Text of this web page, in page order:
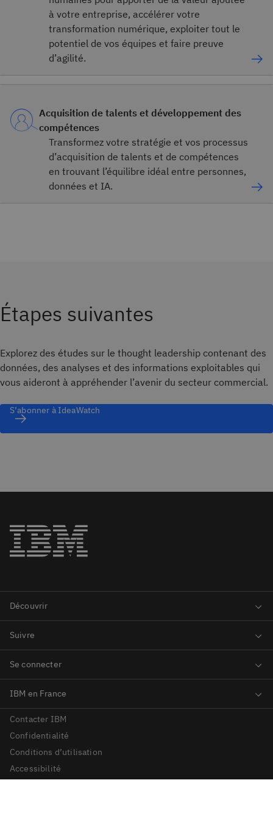
à votre entreprise, accélérer votre
transformation numérique, exploiter tout le
potentiel de vos équipes et faire preuve
d’agilité.
Acquisition de talents et développement des
compétences
Transformez votre stratégie et vos processus
d’acquisition de talents et de compétences
en trouvant l’équilibre idéal entre personnes,
données et IA.
Étapes suivantes
Explorez des études sur le thought leadership contenant des
données, des analyses et des informations exploitables qui
vous aideront à appréhender l’avenir du secteur commercial.
S’abonner à IdeaWatch
Contacter IBM
Confidentialité
Conditions d’utilisation
Accessibilité